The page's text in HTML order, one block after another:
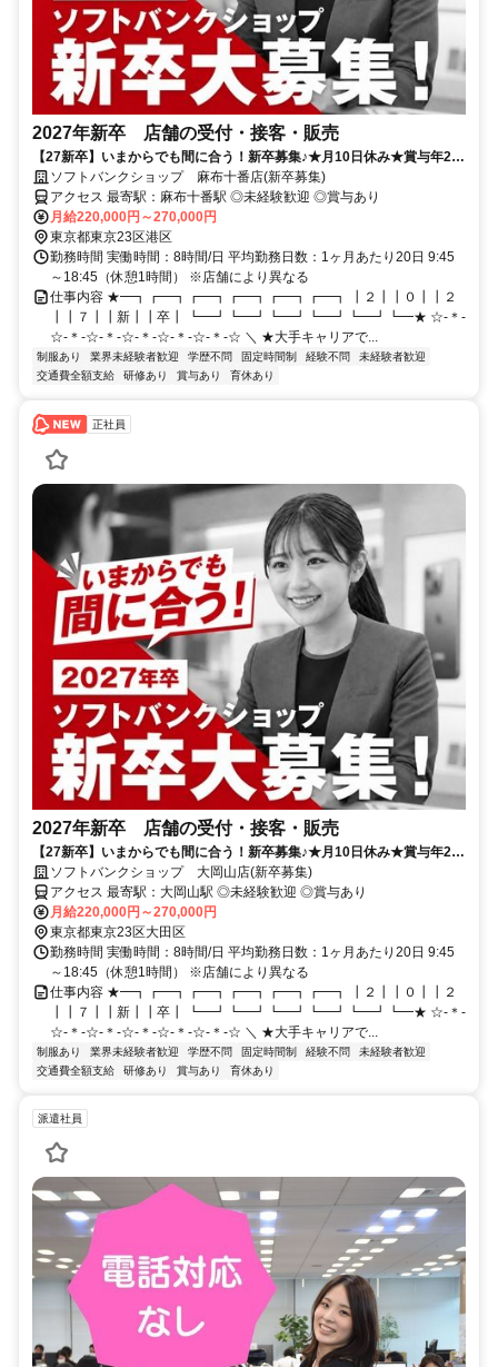
2027年新卒 店舗の受付・接客・販売
【27新卒】いまからでも間に合う！新卒募集♪★月10日休み★賞与年2
回！充実の研修制度でフォローもバッチリ◎
ソフトバンクショップ 麻布十番店(新卒募集)
アクセス 最寄駅：麻布十番駅 ◎未経験歓迎 ◎賞与あり
月給220,000円～270,000円
東京都東京23区港区
勤務時間 実働時間：8時間/日 平均勤務日数：1ヶ月あたり20日 9:45
～18:45（休憩1時間） ※店舗により異なる
仕事内容 ★━┓┏━┓┏━┓┏━┓┏━┓┏━┓ ┃２┃┃０┃┃２
┃┃７┃┃新┃┃卒┃ ┗━┛┗━┛┗━┛┗━┛┗━┛┗━★ ☆-＊-
☆-＊-☆-＊-☆-＊-☆-＊-☆-＊-☆ ＼ ★大手キャリアで...
制服あり 業界未経験者歓迎 学歴不問 固定時間制 経験不問
未経験者歓迎
交通費全額支給
研修あり 賞与あり 育休あり
正社員
2027年新卒 店舗の受付・接客・販売
【27新卒】いまからでも間に合う！新卒募集♪★月10日休み★賞与年2
回！充実の研修制度でフォローもバッチリ◎
ソフトバンクショップ 大岡山店(新卒募集)
アクセス 最寄駅：大岡山駅 ◎未経験歓迎 ◎賞与あり
月給220,000円～270,000円
東京都東京23区大田区
勤務時間 実働時間：8時間/日 平均勤務日数：1ヶ月あたり20日 9:45
～18:45（休憩1時間） ※店舗により異なる
仕事内容 ★━┓┏━┓┏━┓┏━┓┏━┓┏━┓ ┃２┃┃０┃┃２
┃┃７┃┃新┃┃卒┃ ┗━┛┗━┛┗━┛┗━┛┗━┛┗━★ ☆-＊-
☆-＊-☆-＊-☆-＊-☆-＊-☆-＊-☆ ＼ ★大手キャリアで...
制服あり 業界未経験者歓迎 学歴不問 固定時間制 経験不問
未経験者歓迎
交通費全額支給
研修あり 賞与あり 育休あり
派遣社員